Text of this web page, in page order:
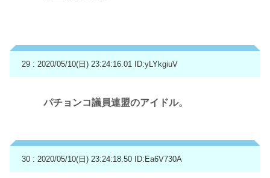
29 : 2020/05/10(日) 23:24:16.01 ID:yLYkgiuV
パチョンコ議員連盟のアイドル。
30 : 2020/05/10(日) 23:24:18.50 ID:Ea6V730A